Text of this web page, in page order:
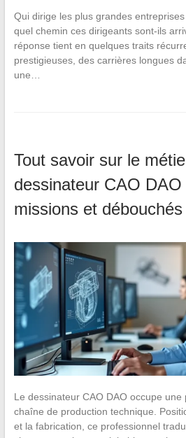
Qui dirige les plus grandes
quel chemin ces dirigeants sont-ils
réponse tient en quelques traits
prestigieuses, des carrières longues
une…
Tout savoir sur le
dessinateur CAO
missions et débouchés
Le dessinateur CAO DAO occupe
chaîne de production technique.
et la fabrication, ce professionnel